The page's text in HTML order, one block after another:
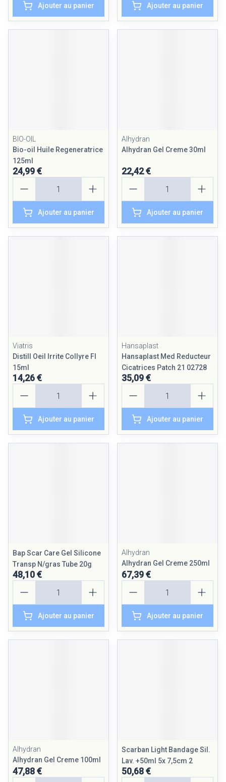
Ajouter au panier Ajouter au panier
BIO-OIL
Bio-oil Huile Regeneratrice
125ml
24,99 €
Ajouter au panier
Alhydran
Alhydran Gel Creme 30ml
22,42 €
Ajouter au panier
Viatris
Distill Oeil Irrite Collyre Fl
15ml
14,26 €
Ajouter au panier
Hansaplast
Hansaplast Med Reducteur
Cicatrices Patch 21 02728
35,09 €
Ajouter au panier
Bap Scar Care Gel Silicone
Transp N/gras Tube 20g
48,10 €
Ajouter au panier
Alhydran
Alhydran Gel Creme 250ml
67,39 €
Ajouter au panier
Alhydran
Alhydran Gel Creme 100ml
47,88 €
Scarban Light Bandage Sil.
Lav. +50ml 5x 7,5cm 2
50,68 €